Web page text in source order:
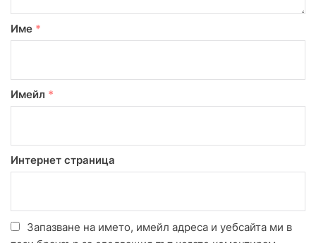
Име *
Имейл *
Интернет страница
Запазване на името, имейл адреса и уебсайта ми в